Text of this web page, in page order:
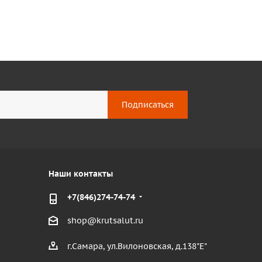
Наши контакты
+7(846)274-74-74
shop@krutsalut.ru
г.Самара, ул.Вилоновская, д.138"Е"